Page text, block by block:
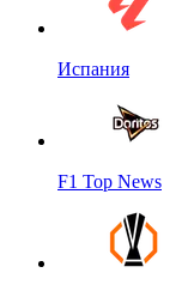
Испания
F1 Top News